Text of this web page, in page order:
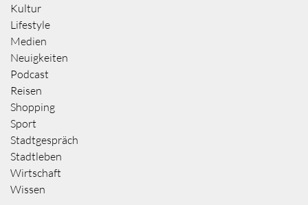
Kultur
Lifestyle
Medien
Neuigkeiten
Podcast
Reisen
Shopping
Sport
Stadtgespräch
Stadtleben
Wirtschaft
Wissen